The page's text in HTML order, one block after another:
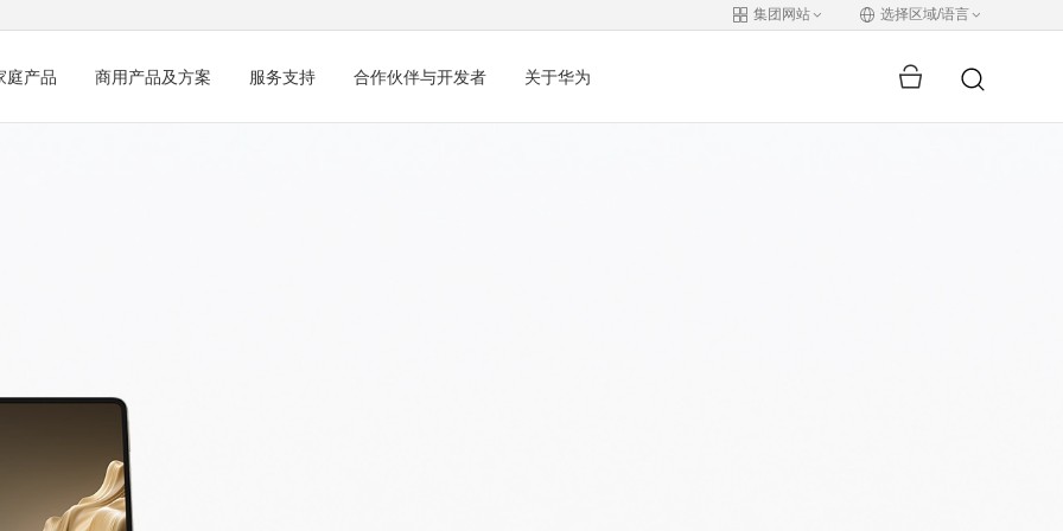
集团网站 选择区域/语言
庭产品 商用产品及方案 服务支持 合作伙伴与开发者 关于华为